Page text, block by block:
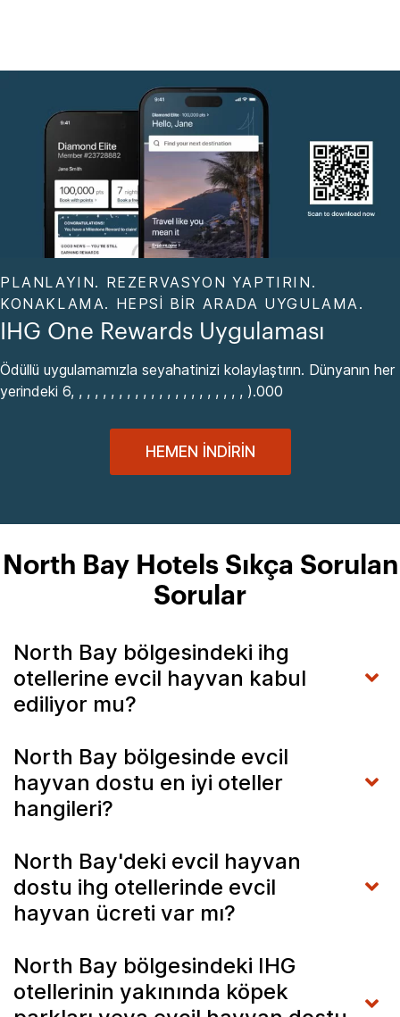
PLANLAYIN. REZERVASYON YAPTIRIN.
KONAKLAMA. HEPSI BIR ARADA UYGULAMA.
IHG One Rewards Uygulaması
Ödüllü uygulamamızla seyahatinizi kolaylaştırın. Dünyanın her
yerindeki 6, , , , , , , , , , , , , , , , , , , , , , ).000
HEMEN İNDIRIN
North Bay Hotels Sıkça Sorulan
Sorular
North Bay bölgesindeki ihg
otellerine evcil hayvan kabul
ediliyor mu?
North Bay bölgesinde evcil
hayvan dostu en iyi oteller
hangileri?
North Bay'deki evcil hayvan
dostu ihg otellerinde evcil
hayvan ücreti var mı?
North Bay bölgesindeki IHG
otellerinin yakınında köpek